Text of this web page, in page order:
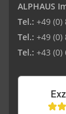
ALPHAUS
Tel.: +49 (0)
Tel.: +49 (0)
Tel.: +43 (0)